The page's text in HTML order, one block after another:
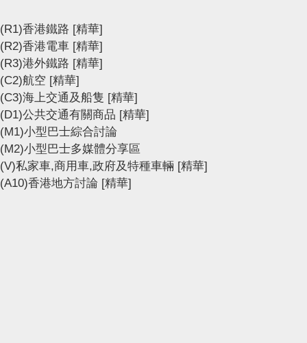
(R1)香港鐵路 [精華]
(R2)香港電車 [精華]
(R3)港外鐵路 [精華]
(C2)航空 [精華]
(C3)海上交通及船隻 [精華]
(D1)公共交通有關商品 [精華]
(M1)小型巴士綜合討論
(M2)小型巴士多媒體分享區
(V)私家車,商用車,政府及特種車輛 [精華]
(A10)香港地方討論 [精華]